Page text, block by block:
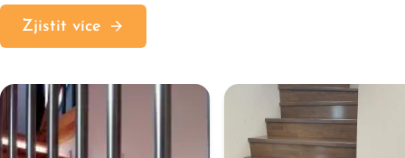
Zjistit více